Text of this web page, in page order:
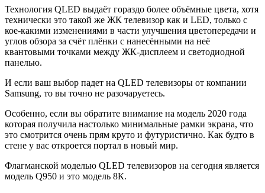
Технология QLED выдаёт гораздо более объёмные цвета, хотя
технически это такой же ЖК телевизор как и LED, только с
кое-какими изменениями в части улучшения цветопередачи и
углов обзора за счёт плёнки с нанесёнными на неё
квантовыми точками между ЖК-дисплеем и светодиодной
панелью.
И если ваш выбор падет на QLED телевизоры от компании
Samsung, то вы точно не разочаруетесь.
Особенно, если вы обратите внимание на модель 2020 года
которая получила настолько минимальные рамки экрана, что
это смотрится очень прям круто и футуристично. Как будто в
стене у вас откроется портал в новый мир.
Флагманской моделью QLED телевизоров на сегодня является
модель Q950 и это модель 8К.